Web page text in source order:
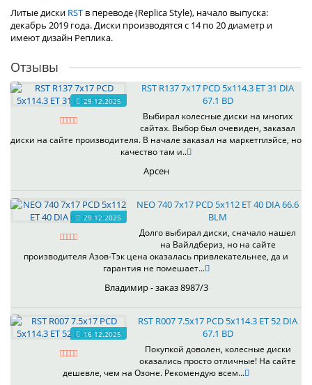
Литые диски RST в переводе (Replica Style), начало выпуска:
декабрь 2019 года. Диски производятся с 14 по 20 диаметр и
имеют дизайн Реплика.
Отзывы
29.12.2025
RST R137 7x17 PCD 5x114.3 ET 31 DIA
67.1 BD
Выбирал колесные диски на многих
сайтах. Выбор был очевиден, заказал
диски на сайте производителя. В начале заказал на маркетплэйсе, но
качество там и..
Арсен
29.12.2025
NEO 740 7x17 PCD 5x112 ET 40 DIA 66.6
BLM
Долго выбирал диски, сначало нашел
на Вайлдбериз, но на сайте
производителя Азов-Тэк цена оказалась привлекательнее, да и
гарантия не помешает...
Владимир - заказ 8987/3
16.12.2025
RST R007 7.5x17 PCD 5x114.3 ET 52 DIA
67.1 BD
Покупкой доволен, колесные диски
оказались просто отличные! На сайте
дешевле, чем на Озоне. Рекомендую всем...